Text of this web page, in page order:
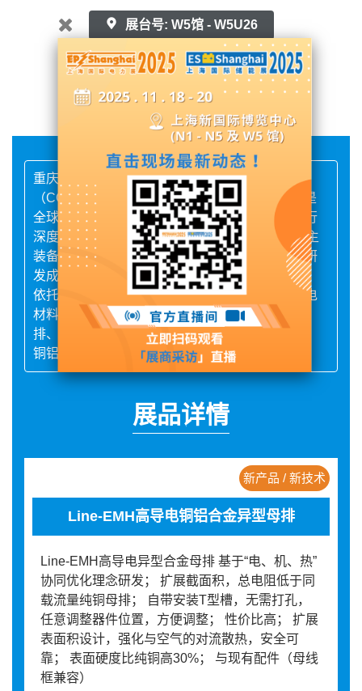
展台号: W5馆 - W5U26
重庆键合科技专注于冷气体高速动力射流
（CGDS）技术研发与技术应用的创新型企业，是
全球极少数拥有底层基础技术并将技术与产业进行
深度融合的企业，技术开发历经20多，形成了自主
装备与独立完整的技术体系，全球仅有少数企业研
发成功。
依托核心技术，键合科技已开发出新型高性能导电
材料，如低压柜异型母排、刀开关、抽屉座导电
排、套管及导电件等产品，彻底解决了铜铝过渡、
铜铝搭接、铝材锡焊等问题。
展品详情
新产品 / 新技术
Line-EMH高导电铜铝合金异型母排
Line-EMH高导电异型合金母排 基于“电、机、热”
协同优化理念研发； 扩展截面积，总电阻低于同
载流量纯铜母排； 自带安装T型槽，无需打孔，
任意调整器件位置，方便调整； 性价比高； 扩展
表面积设计，强化与空气的对流散热，安全可
靠； 表面硬度比纯铜高30%； 与现有配件（母线
框兼容）